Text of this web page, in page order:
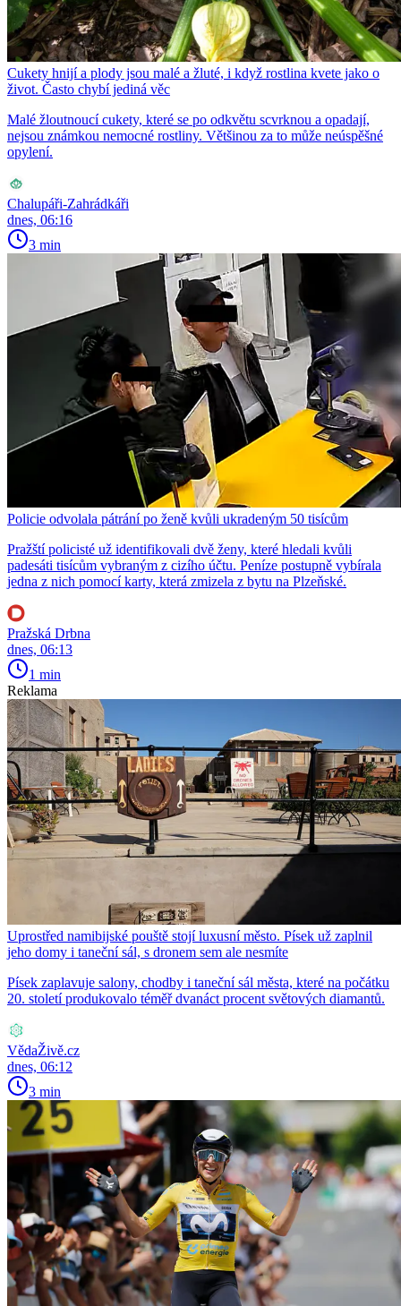
Cukety hnijí a plody jsou malé a žluté, i když rostlina kvete jako o
život. Často chybí jediná věc
Malé žloutnoucí cukety, které se po odkvětu scvrknou a opadají,
nejsou známkou nemocné rostliny. Většinou za to může neúspěšné
opylení.
Chalupáři-Zahrádkáři
dnes, 06:16
3 min
Policie odvolala pátrání po ženě kvůli ukradeným 50 tisícům
Pražští policisté už identifikovali dvě ženy, které hledali kvůli
padesáti tisícům vybraným z cizího účtu. Peníze postupně vybírala
jedna z nich pomocí karty, která zmizela z bytu na Plzeňské.
Pražská Drbna
dnes, 06:13
1 min
Reklama
Uprostřed namibijské pouště stojí luxusní město. Písek už zaplnil
jeho domy i taneční sál, s dronem sem ale nesmíte
Písek zaplavuje salony, chodby i taneční sál města, které na počátku
20. století produkovalo téměř dvanáct procent světových diamantů.
VědaŽivě.cz
dnes, 06:12
3 min